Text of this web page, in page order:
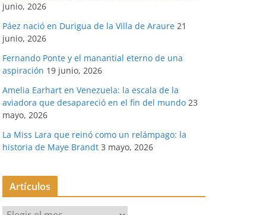
junio, 2026
Páez nació en Durigua de la Villa de Araure 21
junio, 2026
Fernando Ponte y el manantial eterno de una
aspiración 19 junio, 2026
Amelia Earhart en Venezuela: la escala de la
aviadora que desapareció en el fin del mundo 23
mayo, 2026
La Miss Lara que reinó como un relámpago: la
historia de Maye Brandt 3 mayo, 2026
Artículos